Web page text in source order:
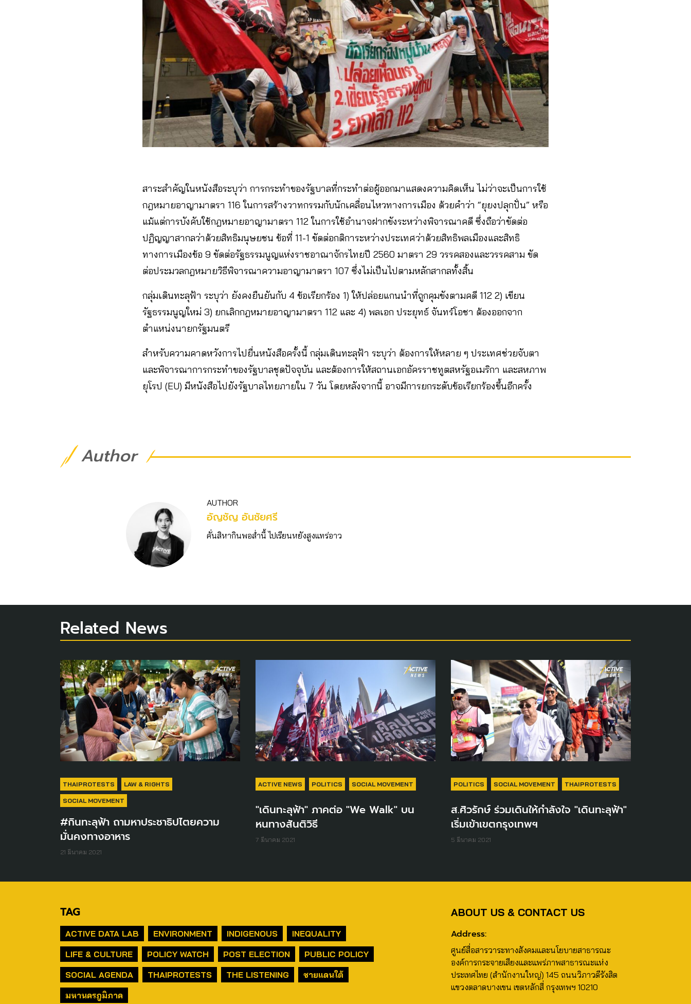
สาระสำคัญในหนังสือระบุว่า การกระทำของรัฐบาลที่กระทำต่อผู้ออกมาแสดงความคิดเห็น ไม่ว่าจะเป็นการใช้
กฎหมายอาญามาตรา 116 ในการสร้างวาทกรรมกับนักเคลื่อนไหวทางการเมือง ด้วยคำว่า “ยุยงปลุกปั่น” หรือ
แม้แต่การบังคับใช้กฎหมายอาญามาตรา 112 ในการใช้อำนาจฝากขังระหว่างพิจารณาคดี ซึ่งถือว่าขัดต่อ
ปฏิญญาสากลว่าด้วยสิทธิมนุษยชน ข้อที่ 11-1 ขัดต่อกติการะหว่างประเทศว่าด้วยสิทธิพลเมืองและสิทธิ
ทางการเมืองข้อ 9 ขัดต่อรัฐธรรมนูญแห่งราชอาณาจักรไทยปี 2560 มาตรา 29 วรรคสองและวรรคสาม ขัด
ต่อประมวลกฎหมายวิธีพิจารณาความอาญามาตรา 107 ซึ่งไม่เป็นไปตามหลักสากลทั้งสิ้น
กลุ่มเดินทะลุฟ้า ระบุว่า ยังคงยืนยันกับ 4 ข้อเรียกร้อง 1) ให้ปล่อยแกนนำที่ถูกคุมขังตามคดี 112 2) เขียน
รัฐธรรมนูญใหม่ 3) ยกเลิกกฎหมายอาญามาตรา 112 และ 4) พลเอก ประยุทธ์ จันทร์โอชา ต้องออกจาก
ตำแหน่งนายกรัฐมนตรี
สำหรับความคาดหวังการไปยื่นหนังสือครั้งนี้ กลุ่มเดินทะลุฟ้า ระบุว่า ต้องการให้หลาย ๆ ประเทศช่วยจับตา
และพิจารณาการกระทำของรัฐบาลชุดปัจจุบัน และต้องการให้สถานเอกอัครราชทูตสหรัฐอเมริกา และสหภาพ
ยุโรป (EU) มีหนังสือไปยังรัฐบาลไทยภายใน 7 วัน โดยหลังจากนี้ อาจมีการยกระดับข้อเรียกร้องขึ้นอีกครั้ง
Author
AUTHOR
อัญชัญ อันชัยศรี
คั่นสิหากินพอส่ำนี้ ไปเรียนหยังสูงแทร่อาว
Related News
THAIPROTESTS LAW & RIGHTS
SOCIAL MOVEMENT
#กินทะลุฟ้า ถามหาประชาธิปไตยความ
มั่นคงทางอาหาร
21 มีนาคม 2021
ACTIVE NEWS POLITICS SOCIAL MOVEMENT
"เดินทะลุฟ้า" ภาคต่อ "We Walk" บน
หนทางสันติวิธี
7 มีนาคม 2021
POLITICS SOCIAL MOVEMENT THAIPROTESTS
ส.ศิวรักษ์ ร่วมเดินให้กำลังใจ "เดินทะลุฟ้า"
เริ่มเข้าเขตกรุงเทพฯ
5 มีนาคม 2021
TAG
ACTIVE DATA LAB ENVIRONMENT INDIGENOUS
INEQUALITY
LIFE & CULTURE
POLICY WATCH POST ELECTION
PUBLIC POLICY
SOCIAL AGENDA
THAIPROTESTS THE LISTENING
ชายแดนใต้
มหานครภูมิภาค
ABOUT US & CONTACT US
Address:
ศูนย์สื่อสารวาระทางสังคมและนโยบายสาธารณะ
องค์การกระจายเสียงและแพร่ภาพสาธารณะแห่ง
ประเทศไทย (สำนักงานใหญ่) 145 ถนนวิภาวดีรังสิต
แขวงตลาดบางเขน เขตหลักสี่ กรุงเทพฯ 10210